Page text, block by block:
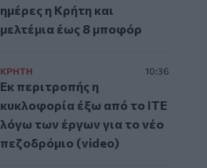
ημέρες η Κρήτη και
μελτέμια έως 8 μποφόρ
ΚΡΗΤΗ 10:36
Εκ περιτροπής η
κυκλοφορία έξω από το ΙΤΕ
λόγω των έργων για το νέο
πεζοδρόμιο (video)